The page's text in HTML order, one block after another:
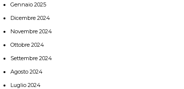
Gennaio 2025
Dicembre 2024
Novembre 2024
Ottobre 2024
Settembre 2024
Agosto 2024
Luglio 2024